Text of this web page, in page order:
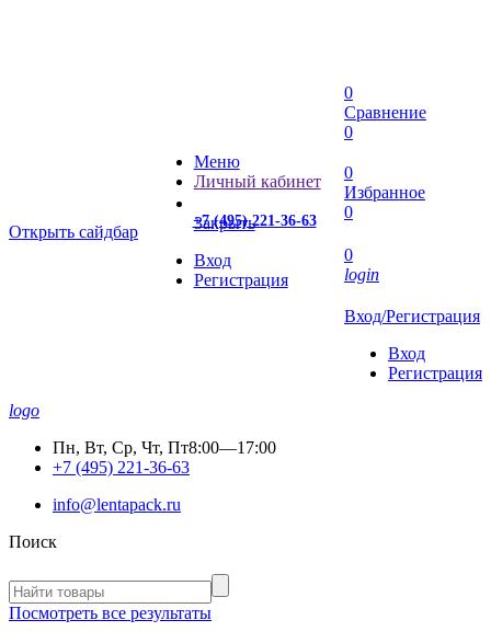
Открыть сайдбар
Меню
Личный кабинет
Закрыть
Вход
Регистрация
0
Сравнение
0
0
Избранное
0
0
+7 (495) 221-36-63
login
Вход/Регистрация
Вход
Регистрация
logo
Пн, Вт, Ср, Чт, Пт8:00—17:00
+7 (495) 221-36-63
info@lentapack.ru
Поиск
Посмотреть все результаты